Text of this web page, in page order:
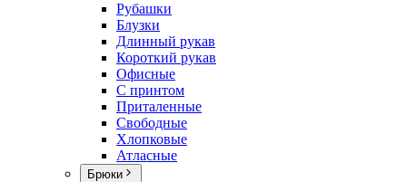
Рубашки
Блузки
Длинный рукав
Короткий рукав
Офисные
С принтом
Приталенные
Свободные
Хлопковые
Атласные
Брюки